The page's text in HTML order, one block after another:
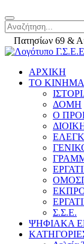
Πατησίων 69 &
ΑΡΧΙΚΗ
ΤΟ ΚΙΝΗΜΑ
ΔΟΜΗ
Ο
Σ.Σ.Ε.
ΨΗΦΙΑΚΑ